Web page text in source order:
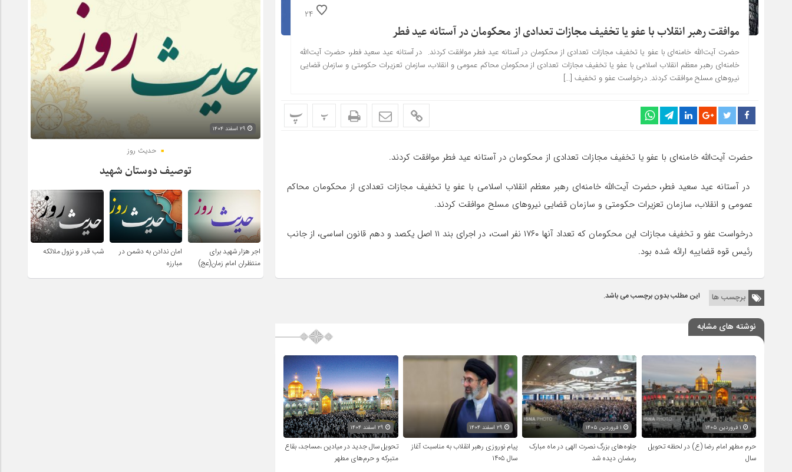
24
موافقت رهبر انقلاب با عفو یا تخفیف مجازات تعدادی از محکومان در آستانه عید فطر
حضرت آیت‌الله خامنه‌ای با عفو یا تخفیف مجازات تعدادی از محکومان در آستانه عید فطر موافقت کردند. در آستانه عید سعید فطر، حضرت آیت‌الله
خامنه‌ای رهبر معظم انقلاب اسلامی با عفو یا تخفیف مجازات تعدادی از محکومان محاکم عمومی و انقلاب، سازمان تعزیرات حکومتی و سازمان قضایی
نیروهای مسلح موافقت کردند. درخواست عفو و تخفیف […]
پ پ
حضرت آیت‌الله خامنه‌ای با عفو یا تخفیف مجازات تعدادی از محکومان در آستانه عید فطر موافقت کردند.
در آستانه عید سعید فطر، حضرت آیت‌الله خامنه‌ای رهبر معظم انقلاب اسلامی با عفو یا تخفیف مجازات تعدادی از محکومان محاکم
عمومی و انقلاب، سازمان تعزیرات حکومتی و سازمان قضایی نیروهای مسلح موافقت کردند.
درخواست عفو و تخفیف مجازات این محکومان که تعداد آنها ۱۷۶۰ نفر است، در اجرای بند ۱۱ اصل یکصد و دهم قانون اساسی، از جانب
رئیس قوه قضاییه ارائه شده بود.
برچسب ها این مطلب بدون برچسب می باشد.
نوشته های مشابه
حرم مطهر امام رضا (ع) در لحظه تحویل
سال
۱ فروردین ۱۴۰۵
جلوه‌های بزرگ نصرت الهی در ماه مبارک
رمضان دیده شد
پیام نوروزی رهبر انقلاب به مناسبت آغاز
سال ۱۴۰۵
تحویل سال‌ جدید در میادین ،مساجد، بقاع
متبرکه‌ و حرم‌های‌ مطهر
حدیث روز
توصیف دوستان شهید
اجر هزار شهید برای
منتظران امام زمان(عج)
امان ندادن به دشمن در
مبارزه
شب قدر و نزول ملائکه